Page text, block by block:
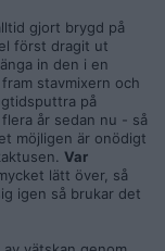
gjort brygd på
först dragit ut
in den i en
stavmixern och
på
år sedan nu - så
möjligen är onödigt
Var
lätt över, så
igen så brukar det